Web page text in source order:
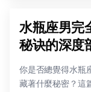
水瓶座男完
秘诀的深度
你是否總覺得水瓶
藏著什麼秘密？這